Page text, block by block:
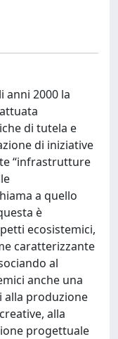
anni 2000 la
di tutela e
di iniziative
“infrastrutture
a quello
è
ecosistemici,
caratterizzante
al
anche una
alla produzione
alla
progettuale